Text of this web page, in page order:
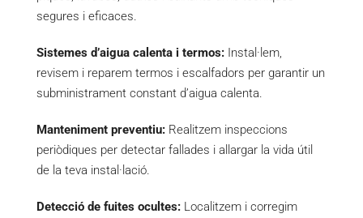
segures i eficaces.
Sistemes d’aigua calenta i termos: Instal·lem,
revisem i reparem termos i escalfadors per garantir un
subministrament constant d’aigua calenta.
Manteniment preventiu: Realitzem inspeccions
periòdiques per detectar fallades i allargar la vida útil
de la teva instal·lació.
Detecció de fuites ocultes: Localitzem i corregim